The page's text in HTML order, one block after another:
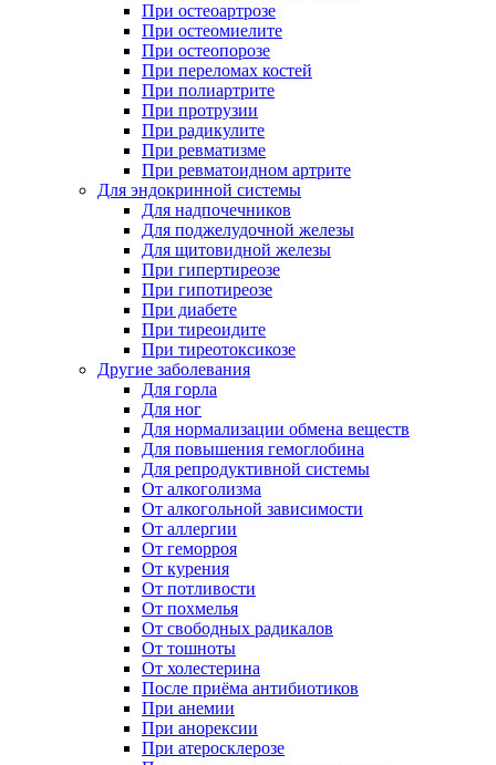
При остеоартрозе
При остеомиелите
При остеопорозе
При переломах костей
При полиартрите
При протрузии
При радикулите
При ревматизме
При ревматоидном артрите
Для эндокринной системы
Для надпочечников
Для поджелудочной железы
Для щитовидной железы
При гипертиреозе
При гипотиреозе
При диабете
При тиреоидите
При тиреотоксикозе
Другие заболевания
Для горла
Для ног
Для нормализации обмена веществ
Для повышения гемоглобина
Для репродуктивной системы
От алкоголизма
От алкогольной зависимости
От аллергии
От геморроя
От курения
От потливости
От похмелья
От свободных радикалов
От тошноты
От холестерина
После приёма антибиотиков
При анемии
При анорексии
При атеросклерозе